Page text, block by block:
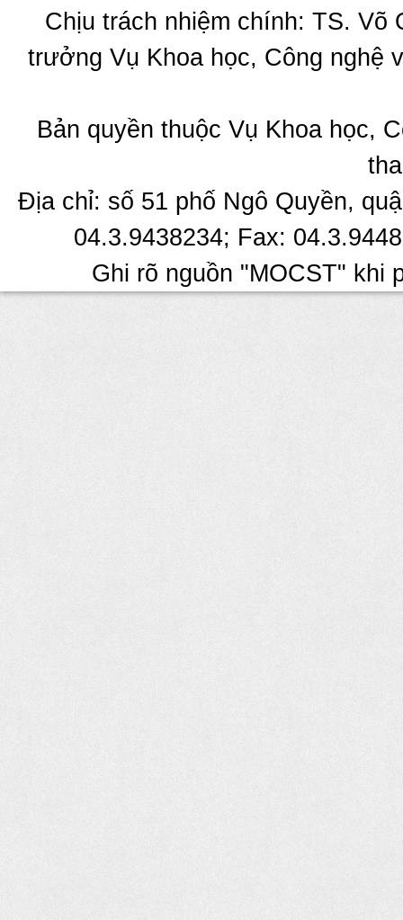
Chịu trách nhiệm chính: TS.
trưởng Vụ Khoa học, Công nghệ
Bản quyền thuộc Vụ Khoa học,
Địa chỉ: số 51 phố Ngô Quyền,
04.3.9438234; Fax:
Ghi rõ nguồn "MOCST" khi